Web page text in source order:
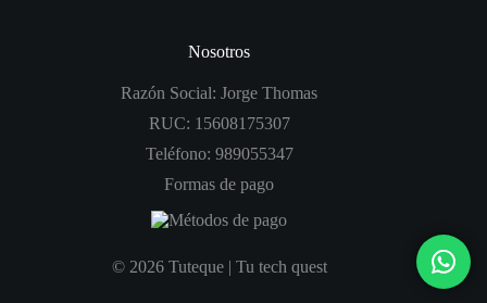
Nosotros
Razón Social: Jorge Thomas
RUC: 15608175307
Teléfono: 989055347
Formas de pago
© 2026 Tuteque | Tu tech quest